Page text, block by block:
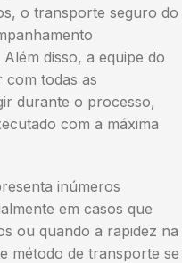
o transporte seguro do
disso, a equipe do
com todas as
durante o processo,
com a máxima
inúmeros
em casos que
ou quando a rapidez na
método de transporte se